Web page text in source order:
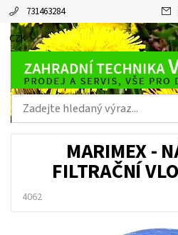
731463284
CZK
MARIMEX -
FILTRAČNÍ
4062